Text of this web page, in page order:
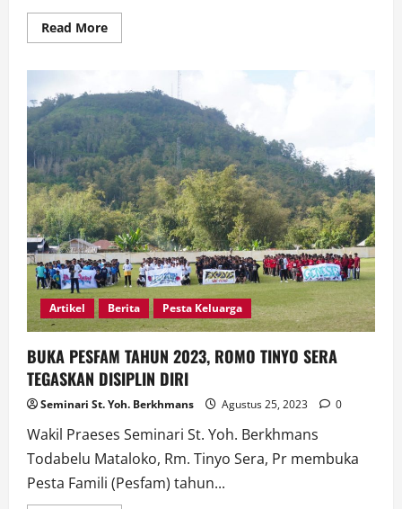
Read MoreRead
more
1
ATAS
LEUTIKON
DI
LAGA
PEMBUKA
SEPAK
BOLA
PESFAM
2023
Artikel Berita Pesta Keluarga
BUKA PESFAM TAHUN 2023, ROMO TINYO SERA
TEGASKAN DISIPLIN DIRI
Seminari St. Yoh. Berkhmans Agustus 25, 2023 0
Wakil Praeses Seminari St. Yoh. Berkhmans
Todabelu Mataloko, Rm. Tinyo Sera, Pr membuka
Pesta Famili (Pesfam) tahun...